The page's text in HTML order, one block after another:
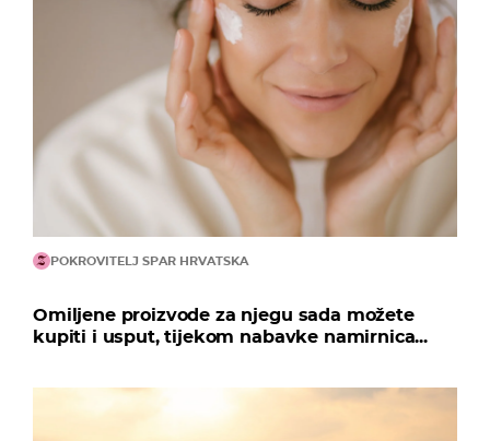
POKROVITELJ SPAR HRVATSKA
Omiljene proizvode za njegu sada možete
kupiti i usput, tijekom nabavke namirnica...